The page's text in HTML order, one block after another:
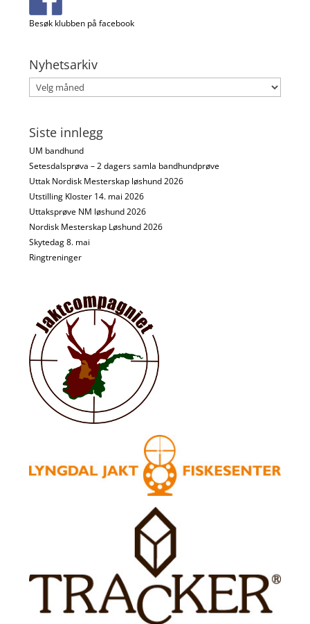
Besøk klubben på facebook
Nyhetsarkiv
Nyhetsarkiv
Siste innlegg
UM bandhund
Setesdalsprøva – 2 dagers samla bandhundprøve
Uttak Nordisk Mesterskap løshund 2026
Utstilling Kloster 14. mai 2026
Uttaksprøve NM løshund 2026
Nordisk Mesterskap Løshund 2026
Skytedag 8. mai
Ringtreninger